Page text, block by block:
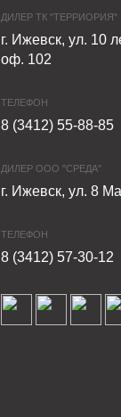
ДИЛЕР ТК "ТЕРРИОРИЯ"
г. Ижевск, ул. 10
оф. 102
ТЕЛЕФОН
8 (3412) 55-88-85
ДИЛЕР ООО "СРЕДА"
г. Ижевск, ул. 8
ТЕЛЕФОН
8 (3412) 57-30-12